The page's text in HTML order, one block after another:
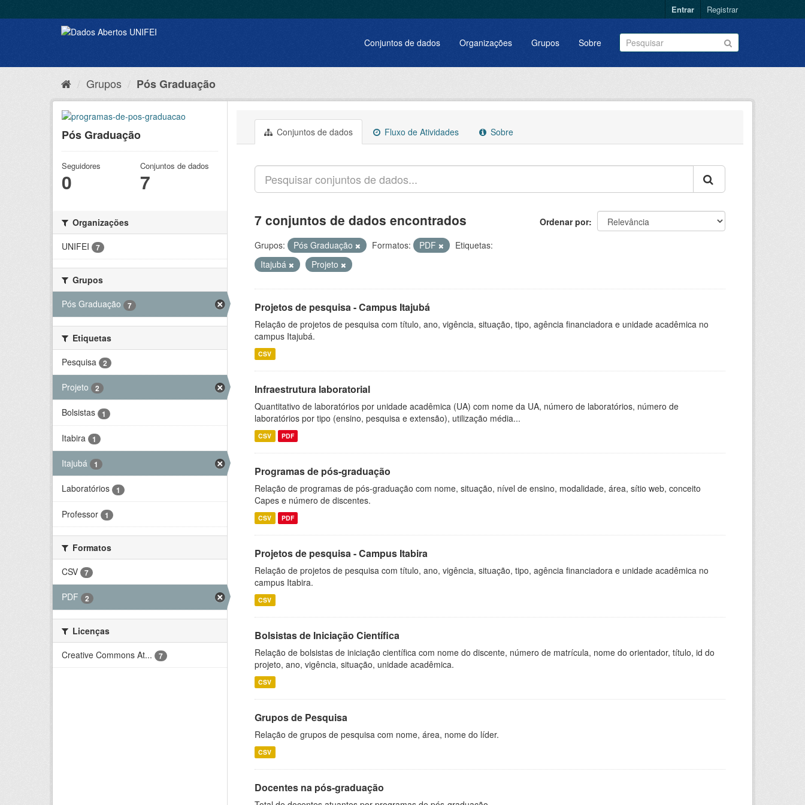
Entrar Registrar
Conjuntos de dados Organizações Grupos Sobre
Grupos Pós Graduação
Pós Graduação
Seguidores
0
Conjuntos de dados
7
Organizações
UNIFEI
7
Grupos
Pós Graduação
7
Etiquetas
Pesquisa
2
Projeto 2
Bolsistas 1
Itabira 1
Itajubá 1
Laboratórios 1
Professor 1
Formatos
CSV
7
PDF 2
Licenças
Creative Commons At...
7
Conjuntos de dados Fluxo de Atividades Sobre
Ordenar por
7 conjuntos de dados encontrados
Grupos: Pós Graduação Formatos: PDF
Etiquetas:
Itajubá
Projeto
Projetos de pesquisa - Campus Itajubá
Relação de projetos de pesquisa com título, ano, vigência, situação, tipo, agência financiadora e unidade acadêmica no
campus Itajubá.
CSV
Infraestrutura laboratorial
Quantitativo de laboratórios por unidade acadêmica (UA) com nome da UA, número de laboratórios, número de
laboratórios por tipo (ensino, pesquisa e extensão), utilização média...
CSV PDF
Programas de pós-graduação
Relação de programas de pós-graduação com nome, situação, nível de ensino, modalidade, área, sítio web, conceito
Capes e número de discentes.
CSV PDF
Projetos de pesquisa - Campus Itabira
Relação de projetos de pesquisa com título, ano, vigência, situação, tipo, agência financiadora e unidade acadêmica no
campus Itabira.
CSV
Bolsistas de Iniciação Científica
Relação de bolsistas de iniciação científica com nome do discente, número de matrícula, nome do orientador, título, id do
projeto, ano, vigência, situação, unidade acadêmica.
CSV
Grupos de Pesquisa
Relação de grupos de pesquisa com nome, área, nome do líder.
CSV
Docentes na pós-graduação